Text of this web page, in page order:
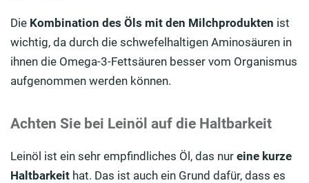
Die Kombination des Öls mit den Milchprodukten ist
wichtig, da durch die schwefelhaltigen Aminosäuren in
ihnen die Omega-3-Fettsäuren besser vom Organismus
aufgenommen werden können.
Achten Sie bei Leinöl auf die Haltbarkeit
Leinöl ist ein sehr empfindliches Öl, das nur eine kurze
Haltbarkeit hat. Das ist auch ein Grund dafür, dass es